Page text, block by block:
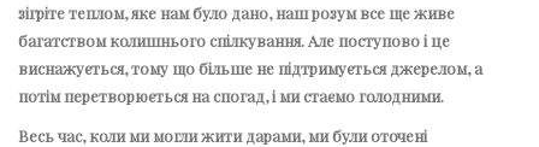
зігріте теплом, яке нам було дано, наш розум все ще живе
багатством колишнього спілкування. Але поступово і це
виснажується, тому що більше не підтримується джерелом, а
потім перетворюється на спогад, і ми стаємо голодними.
Весь час, коли ми могли жити дарами, ми були оточені